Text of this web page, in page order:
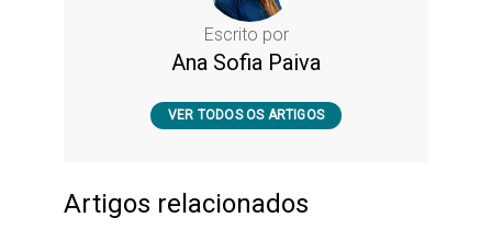
Escrito por
Ana Sofia Paiva
VER TODOS OS ARTIGOS
Artigos relacionados